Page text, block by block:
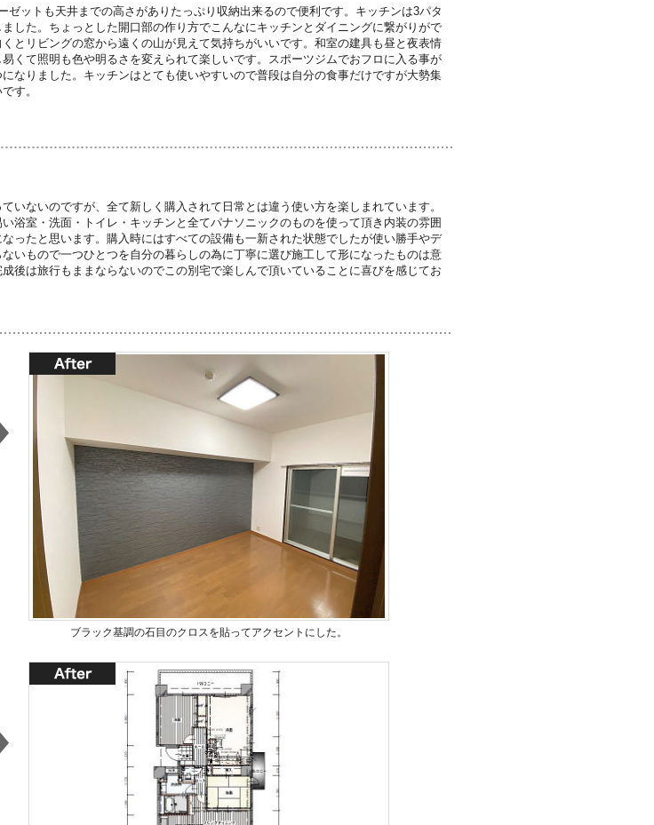
ゼットも天井までの高さがありたっぷり収納出来るので便利です。キッチンは3パタ
した。ちょっとした開口部の作り方でこんなにキッチンとダイニングに繋がりがで
とリビングの窓から遠くの山が見えて気持ちがいいです。和室の建具も昼と夜表情
くて照明も色や明るさを変えられて楽しいです。スポーツジムでおフロに入る事が
なりました。キッチンはとても使いやすいので普段は自分の食事だけですが大勢集
す。
いないのですが、全て新しく購入されて日常とは違う使い方を楽しまれています。
浴室・洗面・トイレ・キッチンと全てパナソニックのものを使って頂き内装の雰囲
ったと思います。購入時にはすべての設備も一新された状態でしたが使い勝手やデ
いもので一つひとつを自分の暮らしの為に丁寧に選び施工して形になったものは意
後は旅行もままならないのでこの別宅で楽しんで頂いていることに喜びを感じてお
ブラック基調の石目のクロスを貼ってアクセントにした。